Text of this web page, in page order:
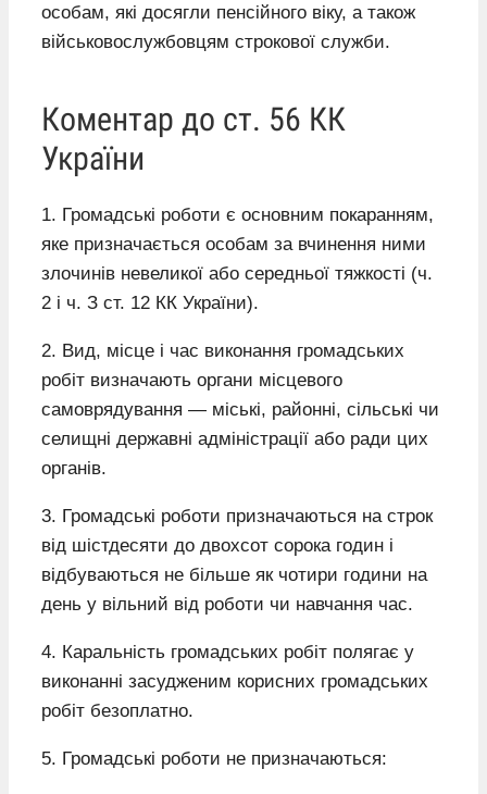
особам, які досягли пенсійного віку, а також
військовослужбовцям строкової служби.
Коментар до ст. 56 КК
України
1. Громадські роботи є основним покаранням,
яке призначається особам за вчинення ними
злочинів невеликої або середньої тяжкості (ч.
2 і ч. З ст. 12 КК України).
2. Вид, місце і час виконання громадських
робіт визначають органи місцевого
самоврядування — міські, районні, сільські чи
селищні державні адміністрації або ради цих
органів.
3. Громадські роботи призначаються на строк
від шістдесяти до двохсот сорока годин і
відбуваються не більше як чотири години на
день у вільний від роботи чи навчання час.
4. Каральність громадських робіт полягає у
виконанні засудженим корисних громадських
робіт безоплатно.
5. Громадські роботи не призначаються: